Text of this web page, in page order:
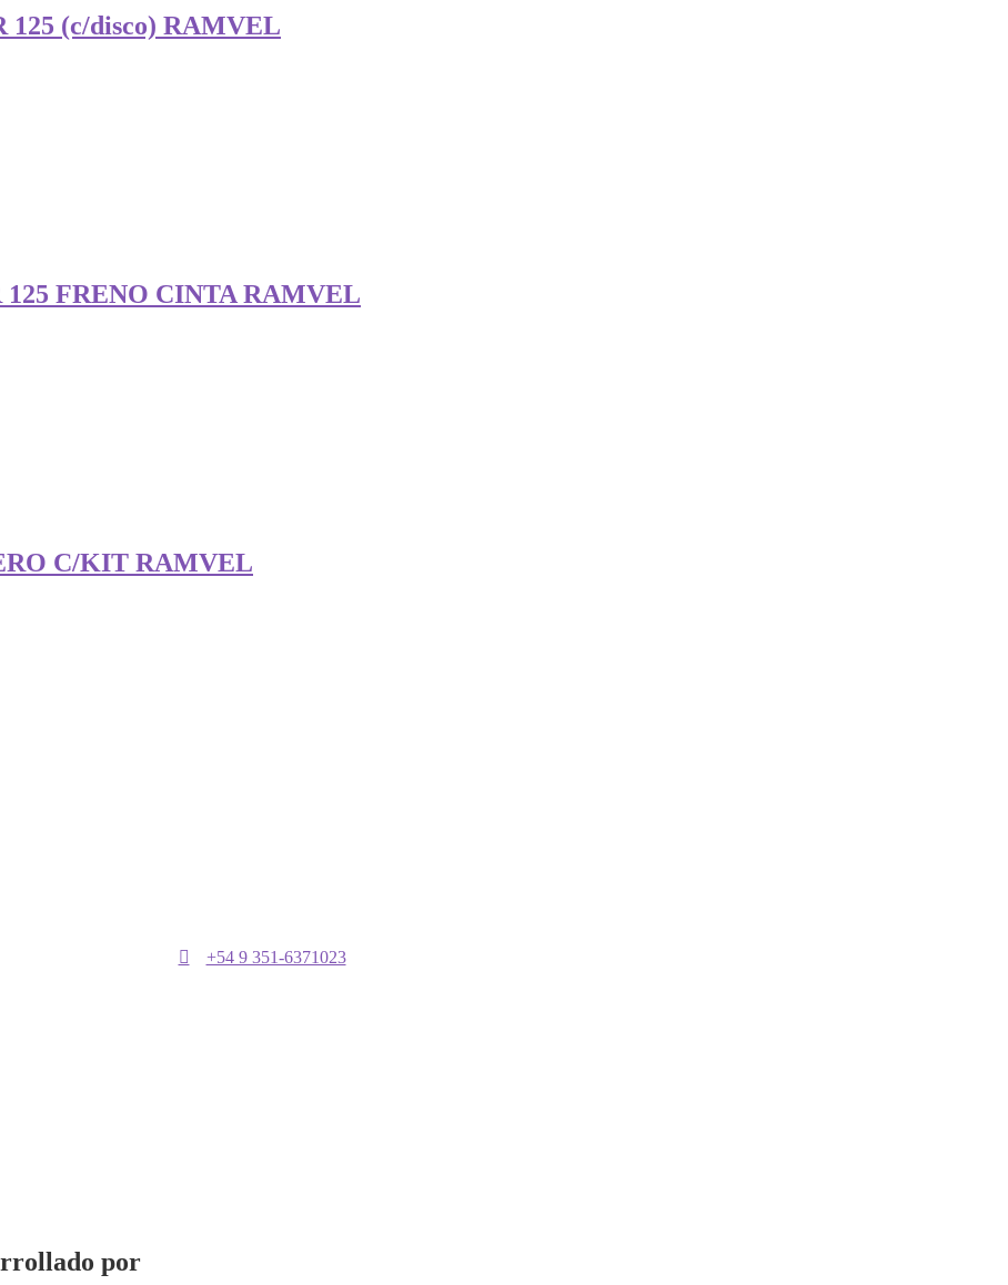
(c/disco) RAMVEL
FRENO CINTA RAMVEL
C/KIT RAMVEL
+54 9 351-6371023
por